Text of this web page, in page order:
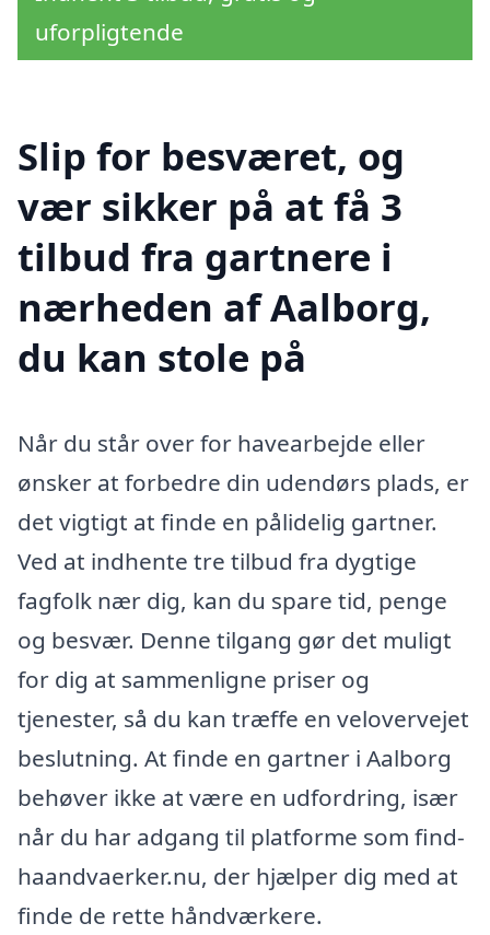
uforpligtende
Slip for besværet, og
vær sikker på at få 3
tilbud fra gartnere i
nærheden af Aalborg,
du kan stole på
Når du står over for havearbejde eller
ønsker at forbedre din udendørs plads, er
det vigtigt at finde en pålidelig gartner.
Ved at indhente tre tilbud fra dygtige
fagfolk nær dig, kan du spare tid, penge
og besvær. Denne tilgang gør det muligt
for dig at sammenligne priser og
tjenester, så du kan træffe en velovervejet
beslutning. At finde en gartner i Aalborg
behøver ikke at være en udfordring, især
når du har adgang til platforme som find-
haandvaerker.nu, der hjælper dig med at
finde de rette håndværkere.